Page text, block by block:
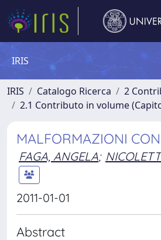
IRIS
IRIS Catalogo Ricerca
2
2.1 Contributo in volume
MALFORMAZIONI
FAGA, ANGELA;
2011-01-01
Abstract